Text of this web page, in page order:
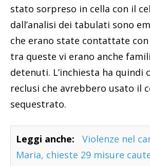
stato sorpreso in cella con il
dall’analisi dei tabulati sono
che erano state contattate
tra queste vi erano anche
detenuti. L’inchiesta ha
reclusi che avrebbero usato il
sequestrato.
Leggi anche:
Violenze nel
Maria, chieste 29 misure